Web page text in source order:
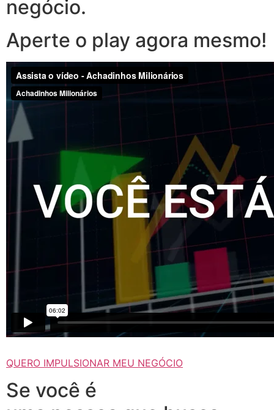
negócio.
Aperte o play agora mesmo!
QUERO IMPULSIONAR MEU NEGÓCIO
Se você é